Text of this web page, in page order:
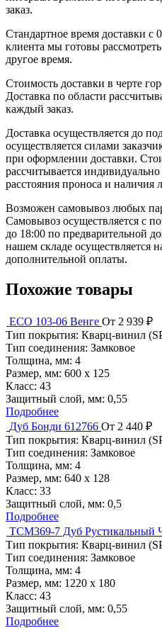
заказ.
Стандартное время доставки с
клиента мы готовы
другое время.
Стоимость доставки в черте
Доставка по области
каждый заказ.
Доставка осуществляется до
осуществляется силами
при оформлении доставки.
рассчитывается индивидуально
расстояния проноса и наличия
Возможен самовывоз любых
Самовывоз осуществляется с
до 18:00 по предварительной
нашем складе осуществляется
дополнительной оплаты.
Похожие товары
ECO 103-06 Венге От 2 939 ₽
Тип покрытия: Кварц-винил
Тип соединения: Замковое
Толщина, мм: 4
Размер, мм: 600 х 125
Класс: 43
Защитный слой, мм: 0,55
Подробнее
Дуб Бонди 612766 От 2 440 ₽
Тип покрытия: Кварц-винил
Тип соединения: Замковое
Толщина, мм: 4
Размер, мм: 640 х 128
Класс: 33
Защитный слой, мм: 0,5
Подробнее
TCM369-7 Дуб Рустикальный
Тип покрытия: Кварц-винил
Тип соединения: Замковое
Толщина, мм: 4
Размер, мм: 1220 х 180
Класс: 43
Защитный слой, мм: 0,55
Подробнее